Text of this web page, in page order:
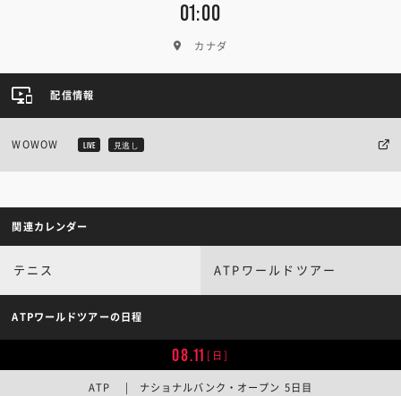
01:00
カナダ
配信情報
WOWOW LIVE 見逃し
関連カレンダー
テニス ATPワールドツアー
ATPワールドツアーの日程
08.11 [日]
ATP | ナショナルバンク・オープン 5日目